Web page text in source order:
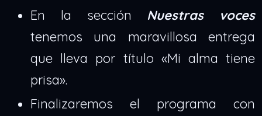
En la sección Nuestras voces
tenemos una maravillosa entrega
que lleva por título «Mi alma tiene
prisa».
Finalizaremos el programa con